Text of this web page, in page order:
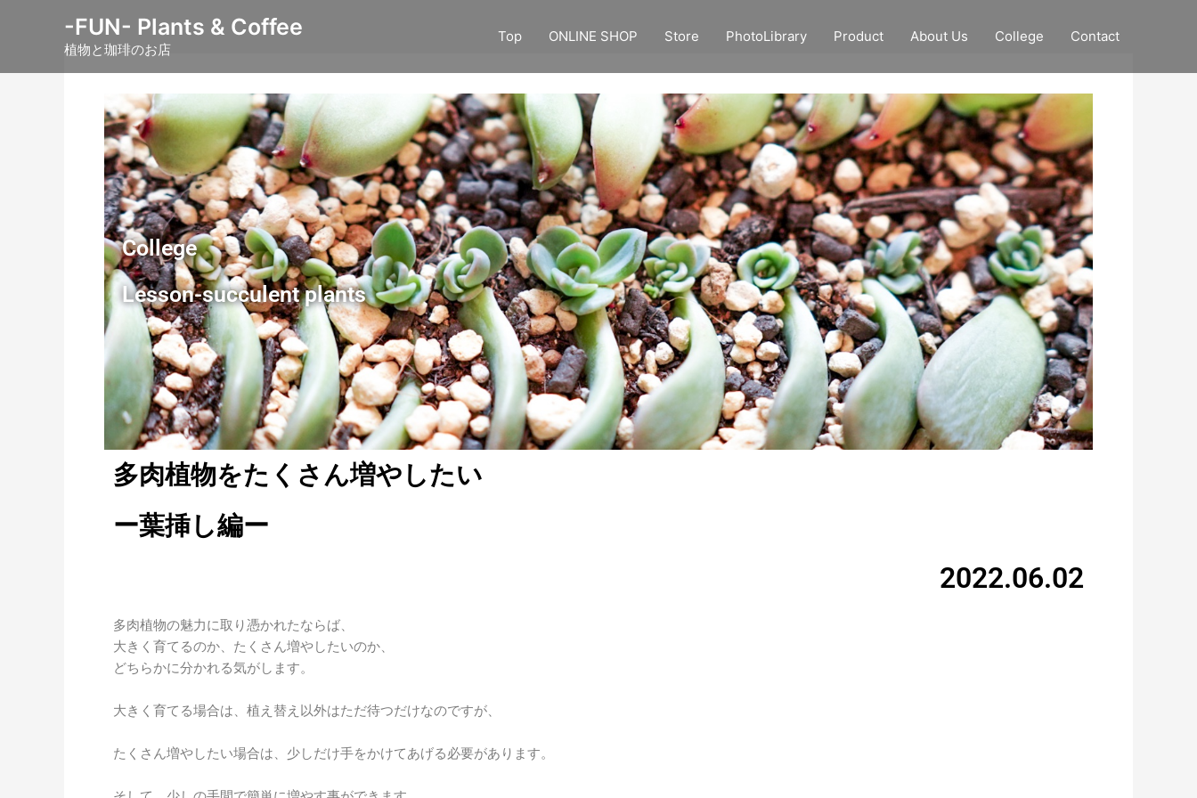
ス
-FUN- Plants & Coffee
植物と珈琲のお店
Top ONLINE SHOP Store PhotoLibrary Product About Us College Contact
College
Lesson-succulent plants
多肉植物をたくさん増やしたい
ー葉挿し編ー
2022.06.02
多肉植物の魅力に取り憑かれたならば、
大きく育てるのか、たくさん増やしたいのか、
どちらかに分かれる気がします。
大きく育てる場合は、植え替え以外はただ待つだけなのですが、
たくさん増やしたい場合は、少しだけ手をかけてあげる必要があります。